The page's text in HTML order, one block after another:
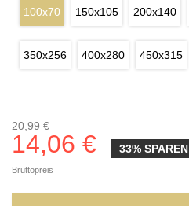
100x70 150x105 200x140
350x256 400x280 450x315
20,99 €
14,06 € 33% SPAREN
Bruttopreis